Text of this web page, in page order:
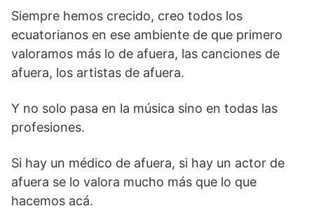
Siempre hemos crecido, creo todos los
ecuatorianos en ese ambiente de que primero
valoramos más lo de afuera, las canciones de
afuera, los artistas de afuera.
Y no solo pasa en la música sino en todas las
profesiones.
Si hay un médico de afuera, si hay un actor de
afuera se lo valora mucho más que lo que
hacemos acá.